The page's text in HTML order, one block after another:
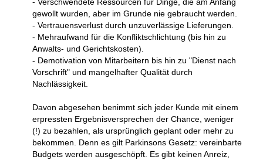
gewollt wurden, aber im Grunde nie gebraucht werden.
- Vertrauensverlust durch unzuverlässige Lieferungen.
- Mehraufwand für die Konfliktschlichtung (bis hin zu
Anwalts- und Gerichtskosten).
- Demotivation von Mitarbeitern bis hin zu "Dienst nach
Vorschrift" und mangelhafter Qualität durch
Nachlässigkeit.
Davon abgesehen benimmt sich jeder Kunde mit einem
erpressten Ergebnisversprechen der Chance, weniger
(!) zu bezahlen, als ursprünglich geplant oder mehr zu
bekommen. Denn es gilt Parkinsons Gesetz: vereinbarte
Budgets werden ausgeschöpft. Es gibt keinen Anreiz,